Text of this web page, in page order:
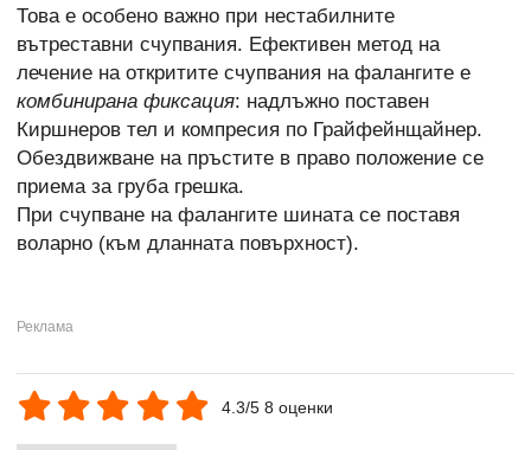
Това е особено важно при нестабилните
вътреставни счупвания. Ефективен метод на
лечение на откритите счупвания на фалангите е
комбинирана фиксация: надлъжно поставен
Киршнеров тел и компресия по Грайфейнщайнер.
Обездвижване на пръстите в право положение се
приема за груба грешка.
При счупване на фалангите шината се поставя
воларно (към дланната повърхност).
4.3/5 8 оценки